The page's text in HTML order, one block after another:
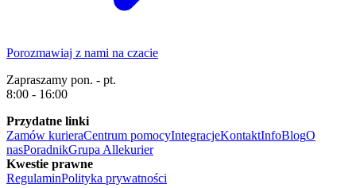
Porozmawiaj z nami na czacie
Zapraszamy pon. - pt.
8:00 - 16:00
Przydatne linki
Zamów kurieraCentrum pomocyIntegracjeKontaktInfoBlogO
nasPoradnikGrupa Allekurier
Kwestie prawne
RegulaminPolityka prywatności